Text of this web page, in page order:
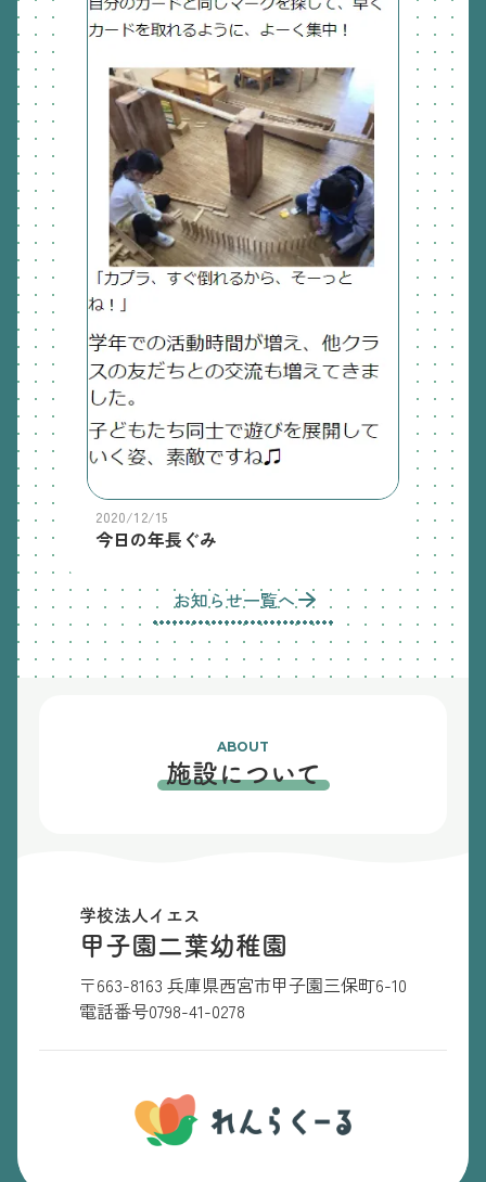
2020/12/15
今日の年長ぐみ
お知らせ一覧へ
ABOUT
施設について
学校法人イエス
甲子園二葉幼稚園
〒663-8163 兵庫県西宮市甲子園三保町6-10
電話番号0798-41-0278